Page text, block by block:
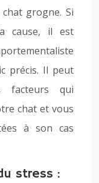
grogne. Si
cause, il est
précis. Il peut
facteurs qui
chat et vous
à son cas
stress :